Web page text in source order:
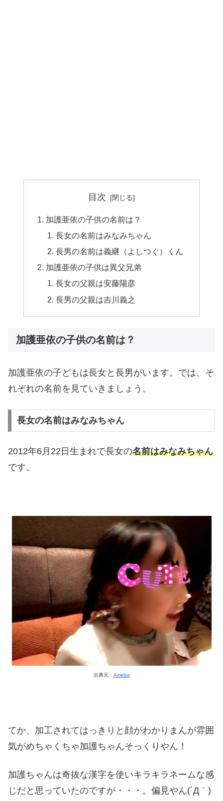
目次
加護亜依の子供の名前は？
長女の名前はみなみちゃん
長男の名前は義継（よしつぐ）くん
加護亜依の子供は異父兄弟
長女の父親は安藤陽彦
長男の父親は吉川義之
加護亜依の子供の名前は？
加護亜依の子どもは長女と長男がいます。では、そ
れぞれの名前を見ていきましょう。
長女の名前はみなみちゃん
2012年6月22日生まれで長女の名前はみなみちゃん
です。
出典元： Ameba
てか、加工されてはっきりと顔がわかりまんが雰囲
気がめちゃくちゃ加護ちゃんそっくりやん！
加護ちゃんは奇抜な漢字を使いキラキラネームな感
じだと思っていたのですが・・・。偏見やん(´Д｀)